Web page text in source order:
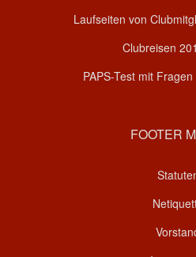
Laufseiten von
Clubreisen
PAPS-Test mit
FOOTER